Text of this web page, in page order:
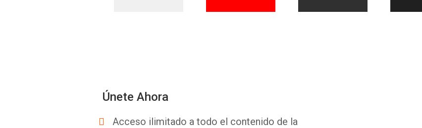
Únete Ahora
Acceso ilimitado a todo el contenido de la